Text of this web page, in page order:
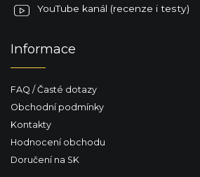
YouTube kanál (recenze i testy)
Informace
FAQ / Časté dotazy
Obchodní podmínky
Kontakty
Hodnocení obchodu
Doručení na SK